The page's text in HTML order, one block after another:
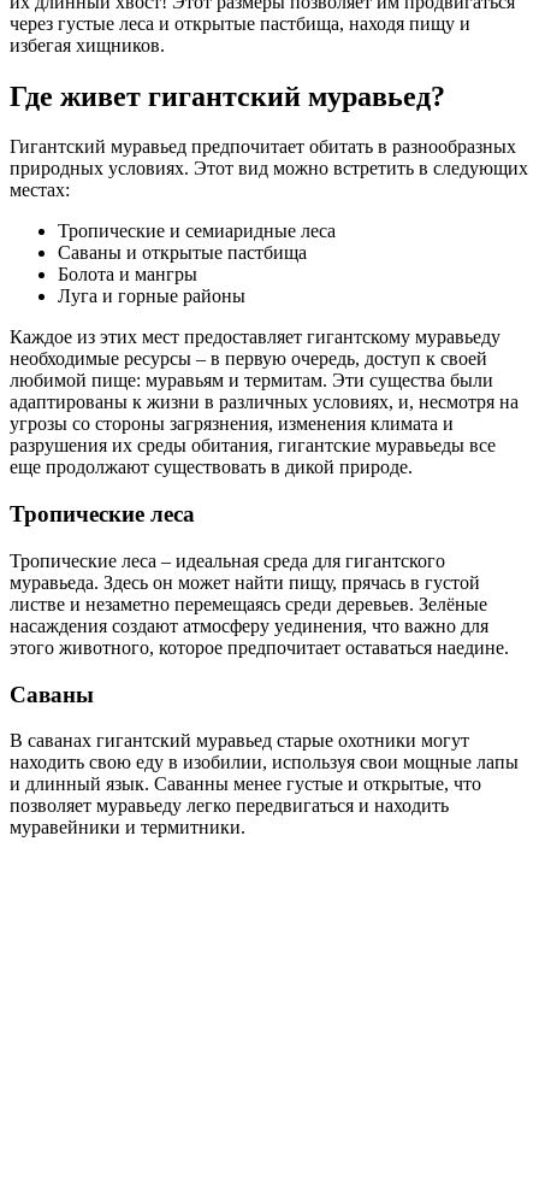
через густые леса и открытые пастбища, находя пищу и
избегая хищников.
Где живет гигантский муравьед?
Гигантский муравьед предпочитает обитать в разнообразных
природных условиях. Этот вид можно встретить в следующих
местах:
Тропические и семиаридные леса
Саваны и открытые пастбища
Болота и мангры
Луга и горные районы
Каждое из этих мест предоставляет гигантскому муравьеду
необходимые ресурсы – в первую очередь, доступ к своей
любимой пище: муравьям и термитам. Эти существа были
адаптированы к жизни в различных условиях, и, несмотря на
угрозы со стороны загрязнения, изменения климата и
разрушения их среды обитания, гигантские муравьеды все
еще продолжают существовать в дикой природе.
Тропические леса
Тропические леса – идеальная среда для гигантского
муравьеда. Здесь он может найти пищу, прячась в густой
листве и незаметно перемещаясь среди деревьев. Зелёные
насаждения создают атмосферу уединения, что важно для
этого животного, которое предпочитает оставаться наедине.
Саваны
В саванах гигантский муравьед старые охотники могут
находить свою еду в изобилии, используя свои мощные лапы
и длинный язык. Саванны менее густые и открытые, что
позволяет муравьеду легко передвигаться и находить
муравейники и термитники.